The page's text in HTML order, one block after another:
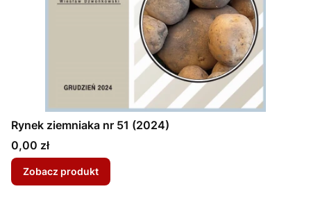
Rynek ziemniaka nr 51 (2024)
Cena
0,00 zł
Zobacz produkt